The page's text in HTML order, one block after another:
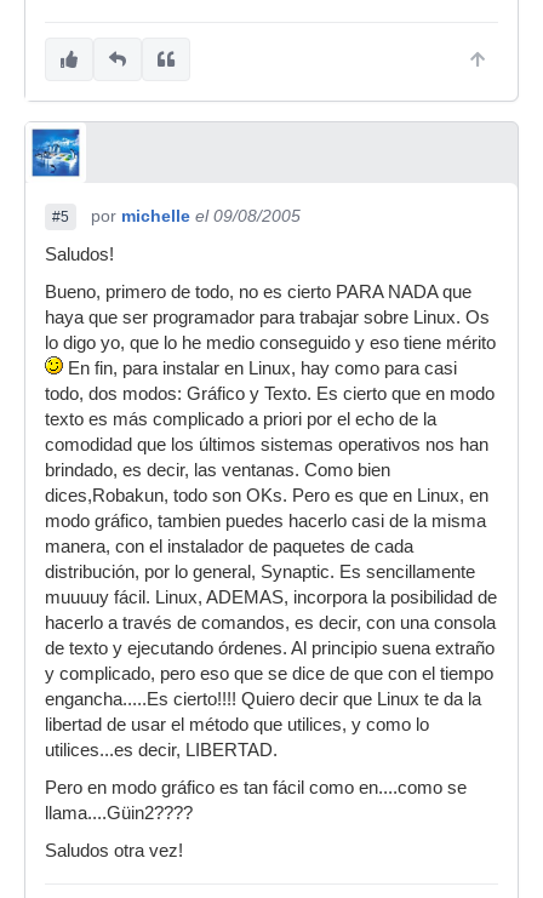
#5 por michelle el 09/08/2005
Saludos!
Bueno, primero de todo, no es cierto PARA NADA que
haya que ser programador para trabajar sobre Linux. Os
lo digo yo, que lo he medio conseguido y eso tiene mérito
En fin, para instalar en Linux, hay como para casi
todo, dos modos: Gráfico y Texto. Es cierto que en modo
texto es más complicado a priori por el echo de la
comodidad que los últimos sistemas operativos nos han
brindado, es decir, las ventanas. Como bien
dices,Robakun, todo son OKs. Pero es que en Linux, en
modo gráfico, tambien puedes hacerlo casi de la misma
manera, con el instalador de paquetes de cada
distribución, por lo general, Synaptic. Es sencillamente
muuuuy fácil. Linux, ADEMAS, incorpora la posibilidad de
hacerlo a través de comandos, es decir, con una consola
de texto y ejecutando órdenes. Al principio suena extraño
y complicado, pero eso que se dice de que con el tiempo
engancha.....Es cierto!!!! Quiero decir que Linux te da la
libertad de usar el método que utilices, y como lo
utilices...es decir, LIBERTAD.
Pero en modo gráfico es tan fácil como en....como se
llama....Güin2????
Saludos otra vez!